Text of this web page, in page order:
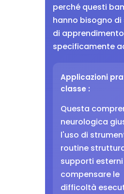
perché questi
hanno bisogno
di apprendimento
specificamente
Applicazioni
classe :
Questa
neurologica
l'uso di
routine
supporti
compensare le
difficoltà